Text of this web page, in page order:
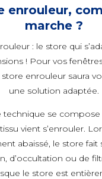
enrouleur,
marche ?
: le store qui
! Pour vos
store enrouleur saura
une solution adaptée.
technique se compose
vient s’enrouler.
abaissé, le store fait
d’occultation ou de
le store est